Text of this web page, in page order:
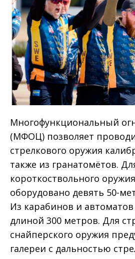
Многофункциональный
(МФОЦ) позволяет
стрелкового оружия
также из гранатомётов.
короткоствольного
оборудовано девять 50-
Из карабинов и автоматов
длиной 300 метров. Для
снайперского оружия
галереи с дальностью